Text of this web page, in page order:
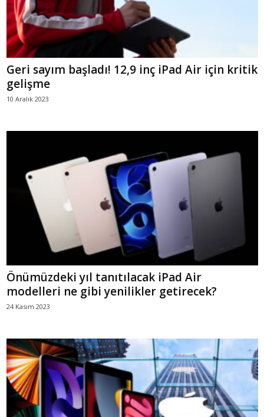
Geri sayım başladı! 12,9 inç iPad Air için kritik
gelişme
10 Aralık 2023
Önümüzdeki yıl tanıtılacak iPad Air
modelleri ne gibi yenilikler getirecek?
24 Kasım 2023